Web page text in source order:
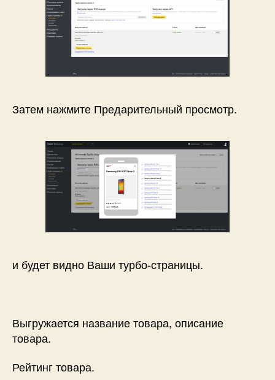
Затем нажмите Предарительный просмотр.
и будет видно Ваши турбо-страницы.
Выгружается название товара, описание
товара.
Рейтинг товара.